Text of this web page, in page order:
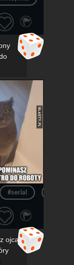
#serial
ojca,